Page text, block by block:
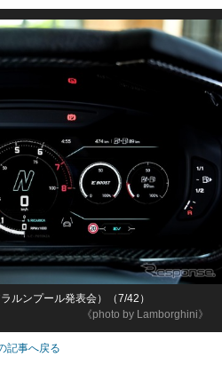
《photo by Lamborghini》
ルンプール発表会）（7/42）
記事へ戻る